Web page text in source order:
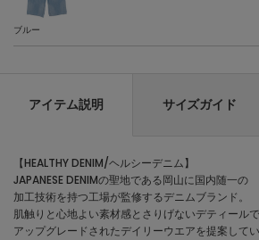
ブルー
アイテム説明 サイズガイド
【HEALTHY DENIM/ヘルシーデニム】
JAPANESE DENIMの聖地である岡山に国内随一の
加工技術を持つ工場が監修するデニムブランド。
肌触りと心地よい素材感とさりげないデティールで
アップグレードされたデイリーウエアを提案してい